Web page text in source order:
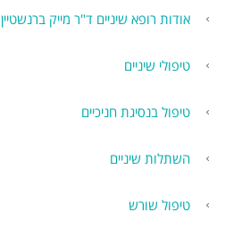
אודות רופא שיניים ד"ר מייק ברנשטיין
טיפולי שיניים
טיפול בנסיגת חניכיים
השתלות שיניים
טיפול שורש